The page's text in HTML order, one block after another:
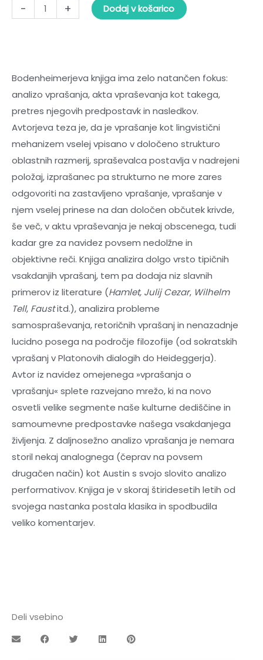
- + Dodaj v košarico
Bodenheimerjeva knjiga ima zelo natančen fokus:
analizo vprašanja, akta vpraševanja kot takega,
pretres njegovih predpostavk in nasledkov.
Avtorjeva teza je, da je vprašanje kot lingvistični
mehanizem vselej vpisano v določeno strukturo
oblastnih razmerij, spraševalca postavlja v nadrejeni
položaj, izprašanec pa strukturno ne more zares
odgovoriti na zastavljeno vprašanje, vprašanje v
njem vselej prinese na dan določen občutek krivde,
še več, v aktu vpraševanja je nekaj obscenega, tudi
kadar gre za navidez povsem nedolžne in
objektivne reči. Knjiga analizira dolgo vrsto tipičnih
vsakdanjih vprašanj, tem pa dodaja niz slavnih
primerov iz literature (Hamlet, Julij Cezar, Wilhelm
Tell, Faustitd.), analizira probleme
samospraševanja, retoričnih vprašanj in nenazadnje
lucidno posega na področje filozofije (od sokratskih
vprašanj v Platonovih dialogih do Heideggerja).
Avtor iz navidez omejenega »vprašanja o
vprašanju« splete razvejano mrežo, ki na novo
osvetli velike segmente naše kulturne dediščine in
samoumevne predpostavke našega vsakdanjega
življenja. Z daljnosežno analizo vprašanja je nemara
storil nekaj analognega (čeprav na povsem
drugačen način) kot Austin s svojo slovito analizo
performativov. Knjiga je v skoraj štiridesetih letih od
svojega nastanka postala klasika in spodbudila
veliko komentarjev.
Deli vsebino